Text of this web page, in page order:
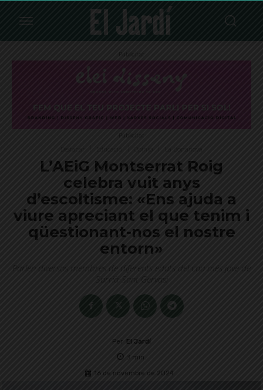
Publicitat
Publicitat
L’AEiG Montserrat Roig
celebra vuit anys
d’escoltisme: «Ens ajuda a
viure apreciant el que tenim i
qüestionant-nos el nostre
entorn»
Parlen diversos membres de diferents edats del cau més jove de
Sarrià-Sant Gervasi
Per El Jardí
3 min.
16 de novembre de 2024